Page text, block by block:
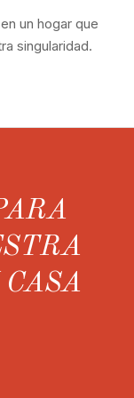
un hogar que
singularidad.